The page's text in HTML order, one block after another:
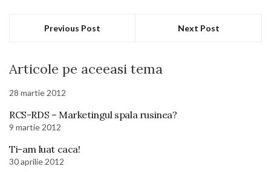
Previous Post Next Post
Articole pe aceeasi tema
28 martie 2012
RCS-RDS – Marketingul spala rusinea?
9 martie 2012
Ti-am luat caca!
30 aprilie 2012